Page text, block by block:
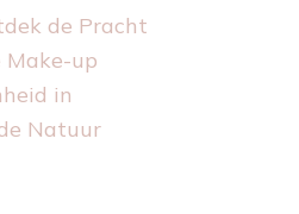
de Pracht
up
in
Natuur